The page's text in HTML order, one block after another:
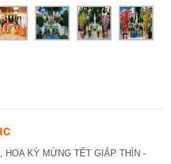
HOA KỲ MỪNG TẾT GIÁP THÌN -